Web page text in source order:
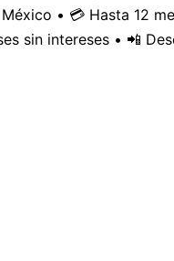
• 💳 Hasta 12
sin intereses • 📲